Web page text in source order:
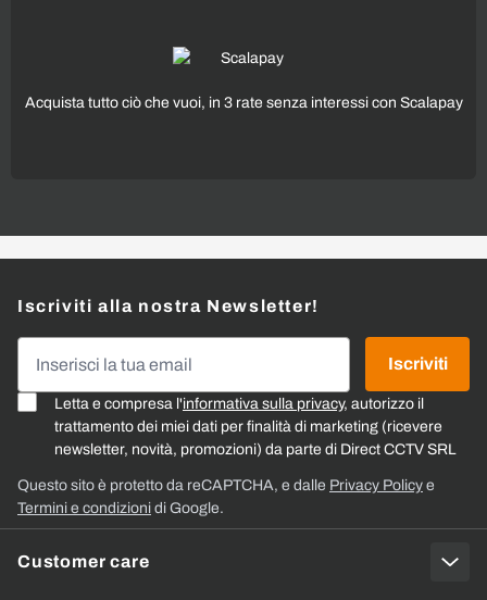
Acquista tutto ciò che vuoi, in 3 rate senza interessi con Scalapay
Customer care
Iscriviti alla nostra Newsletter!
Letta e compresa l'informativa sulla privacy, autorizzo il
trattamento dei miei dati per finalità di marketing (ricevere
newsletter, novità, promozioni) da parte di Direct CCTV SRL
Iscriviti
Questo sito è protetto da reCAPTCHA, e dalle Privacy Policy e
Termini e condizioni di Google.